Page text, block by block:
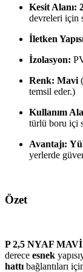
Kesit Alanı:
devreleri için
İletken
İzolasyon:
Renk: Mavi
temsil eder.)
Kullanım
türlü boru içi
Avantajı:
yerlerde
Özet
P 2,5 NYAF
derece esnek
hattı bağlantıları